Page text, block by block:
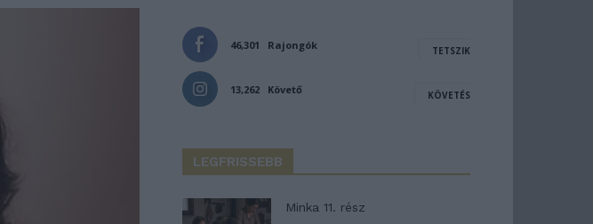
46,301 Rajongók TETSZIK
13,262 Követő KÖVETÉS
LEGFRISSEBB
Minka 11. rész